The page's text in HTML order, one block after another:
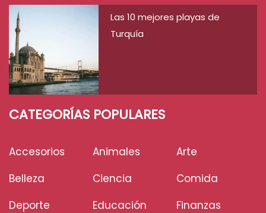
Las 10 mejores playas de
Turquía
CATEGORÍAS POPULARES
Accesorios Animales
Arte
Belleza
Ciencia
Comida
Deporte
Educación Finanzas